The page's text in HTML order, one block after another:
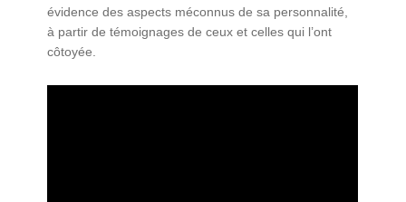
évidence des aspects méconnus de sa personnalité,
à partir de témoignages de ceux et celles qui l’ont
côtoyée.